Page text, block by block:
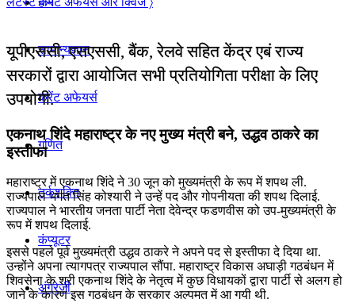
सामान्यज्ञान
करेंट अफेयर्स
गणित
तर्कशक्ति
कंप्यूटर
अंग्रेजी
यूपीएससी, एसएससी, बैंक, रेलवे सहित केंद्र एबं राज्य
सरकारों द्वारा आयोजित सभी प्रतियोगिता परीक्षा के लिए
उपयोगी.
एकनाथ शिंदे महाराष्ट्र के नए मुख्य मंत्री बने, उद्धव ठाकरे का
इस्तीफा
महाराष्ट्र में एकनाथ शिंदे ने 30 जून को मुख्यमंत्री के रूप में शपथ ली.
राज्‍यपाल भगत सिंह कोश्‍यारी ने उन्हें पद और गोपनीयता की शपथ दिलाई.
राज्‍यपाल ने भारतीय जनता पार्टी नेता देवेन्‍द्र फडणवीस को उप-मुख्‍यमंत्री के
रूप में शपथ दिलाई.
इससे पहले पूर्व मुख्यमंत्री उद्धव ठाकरे ने अपने पद से इस्तीफा दे दिया था.
उन्होंने अपना त्यागपत्र राज्यपाल सौंपा. महाराष्ट्र विकास अघाड़ी गठबंधन में
शिवसेना के श्री एकनाथ शिंदे के नेतृत्व में कुछ विधायकों द्वारा पार्टी से अलग हो
जाने के कारण इस गठबंधन के सरकार अल्पमत में आ गयी थी.